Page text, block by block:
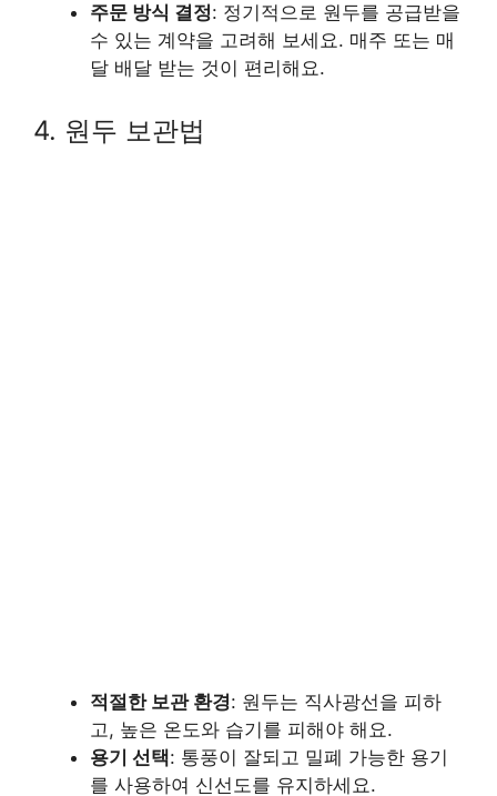
주문 방식 결정: 정기적으로 원두를 공급받을
수 있는 계약을 고려해 보세요. 매주 또는 매
달 배달 받는 것이 편리해요.
4. 원두 보관법
적절한 보관 환경: 원두는 직사광선을 피하
고, 높은 온도와 습기를 피해야 해요.
용기 선택: 통풍이 잘되고 밀폐 가능한 용기
를 사용하여 신선도를 유지하세요.